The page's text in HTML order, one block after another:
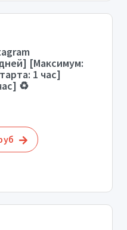
[Максимум:
1 час]
♻️